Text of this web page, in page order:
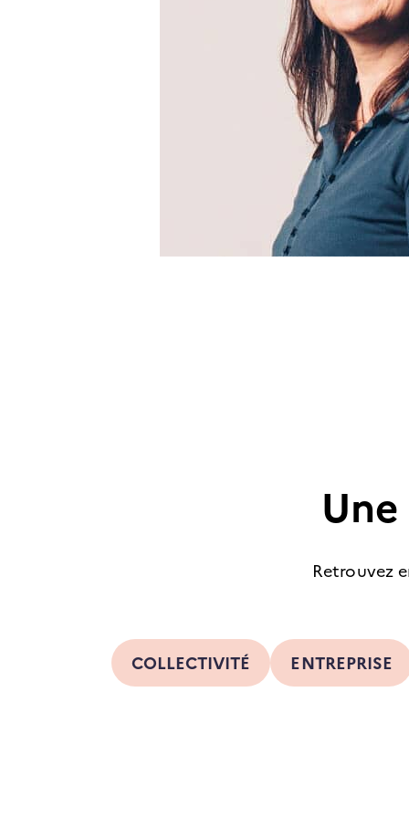
Retrouvez
COLLECTIVITÉ ENTREPRISE